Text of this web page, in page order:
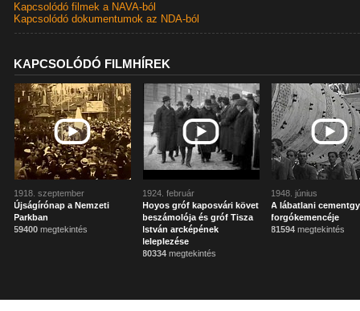
Kapcsolódó filmek a NAVA-ból
Kapcsolódó dokumentumok az NDA-ból
KAPCSOLÓDÓ FILMHÍREK
1918. szeptember
Újságírónap a Nemzeti
Parkban
59400 megtekintés
1924. február
Hoyos gróf kaposvári követ
beszámolója és gróf Tisza
István arcképének
leleplezése
80334 megtekintés
1948. június
A lábatlani
forgókemencéje
81594 megtekintés